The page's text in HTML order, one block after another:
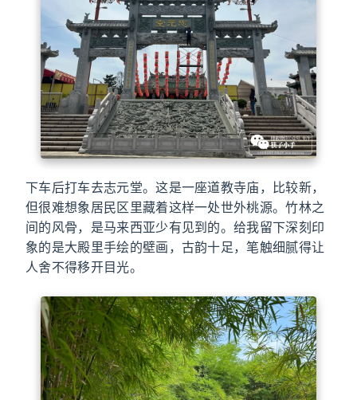
下车后打车去志元堂。这是一座道教寺庙，比较新，
但很难想象居民区里藏着这样一处世外桃源。竹林之
间的风骨，是马来西亚少有见到的。给我留下深刻印
象的是大殿里手绘的壁画，古韵十足，笔触细腻得让
人舍不得移开目光。